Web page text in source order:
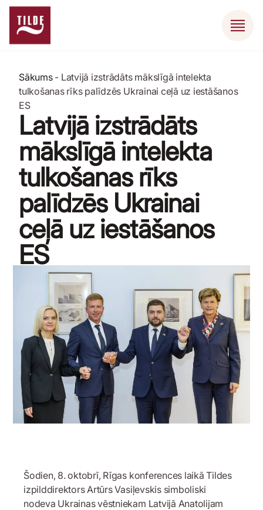
Sākums- Latvijā izstrādāts mākslīgā intelekta
tulkošanas rīks palīdzēs Ukrainai ceļā uz iestāšanos
ES
Latvijā izstrādāts
mākslīgā intelekta
tulkošanas rīks
palīdzēs Ukrainai
ceļā uz iestāšanos
ES
8 Oktobris, 2025
Šodien, 8. oktobrī, Rīgas konferences laikā Tildes
izpilddirektors Artūrs Vasiļevskis simboliski
nodeva Ukrainas vēstniekam Latvijā Anatolijam